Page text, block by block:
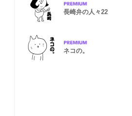
長崎弁の人々22
ネコの。